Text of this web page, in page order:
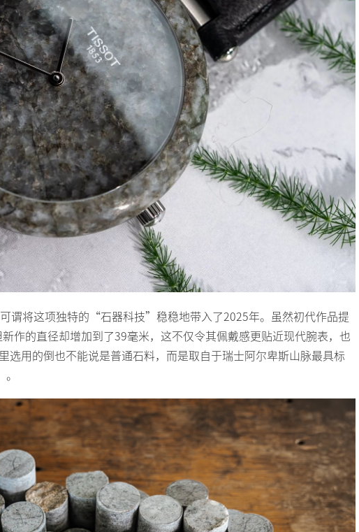
谓将这项独特的“石器科技”稳稳地带入了2025年。虽然初代作品提
作的直径却增加到了39毫米，这不仅令其佩戴感更贴近现代腕表，也
选用的倒也不能说是普通石料，而是取自于瑞士阿尔卑斯山脉最具标